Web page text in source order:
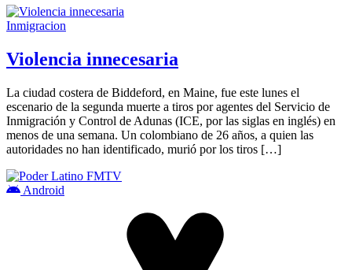
Inmigracion
Violencia innecesaria
La ciudad costera de Biddeford, en Maine, fue este lunes el
escenario de la segunda muerte a tiros por agentes del Servicio de
Inmigración y Control de Adunas (ICE, por las siglas en inglés) en
menos de una semana. Un colombiano de 26 años, a quien las
autoridades no han identificado, murió por los tiros […]
Android